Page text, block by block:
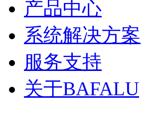
产品中心
系统解决方案
服务支持
关于BAFALU